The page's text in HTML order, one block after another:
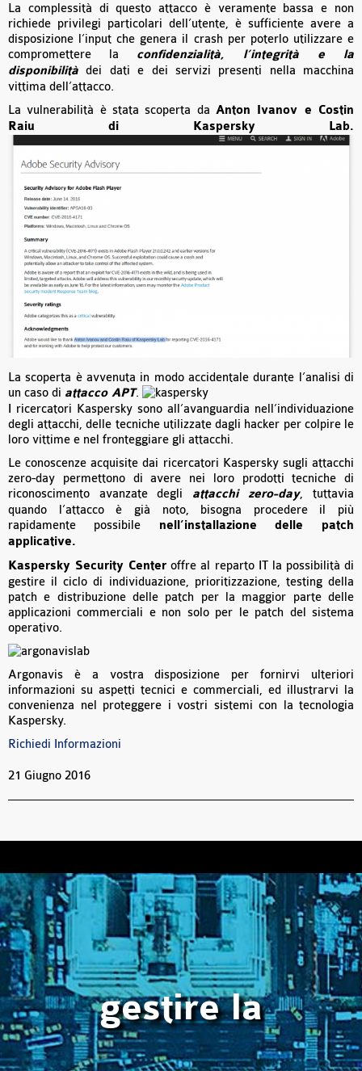
La complessità di questo attacco è veramente bassa e non
richiede privilegi particolari dell’utente, è sufficiente avere a
disposizione l’input che genera il crash per poterlo utilizzare e
compromettere la confidenzialità, l’integrità e la
disponibilità dei dati e dei servizi presenti nella macchina
vittima dell’attacco.
La vulnerabilità è stata scoperta da Anton Ivanov e Costin
Raiu di Kaspersky Lab.
La scoperta è avvenuta in modo accidentale durante l’analisi di
un caso di attacco APT.
I ricercatori Kaspersky sono all’avanguardia nell’individuazione
degli attacchi, delle tecniche utilizzate dagli hacker per colpire le
loro vittime e nel fronteggiare gli attacchi.
Le conoscenze acquisite dai ricercatori Kaspersky sugli attacchi
zero-day permettono di avere nei loro prodotti tecniche di
riconoscimento avanzate degli attacchi zero-day, tuttavia
quando l’attacco è già noto, bisogna procedere il più
rapidamente possibilenell’installazione delle patch
applicative.
Kaspersky Security Center offre al reparto IT la possibilità di
gestire il ciclo di individuazione, prioritizzazione, testing della
patch e distribuzione delle patch per la maggior parte delle
applicazioni commerciali e non solo per le patch del sistema
operativo.
Argonavis è a vostra disposizione per fornirvi ulteriori
informazioni su aspetti tecnici e commerciali, ed illustrarvi la
convenienza nel proteggere i vostri sistemi con la tecnologia
Kaspersky.
Richiedi Informazioni
21 Giugno 2016
gestire la